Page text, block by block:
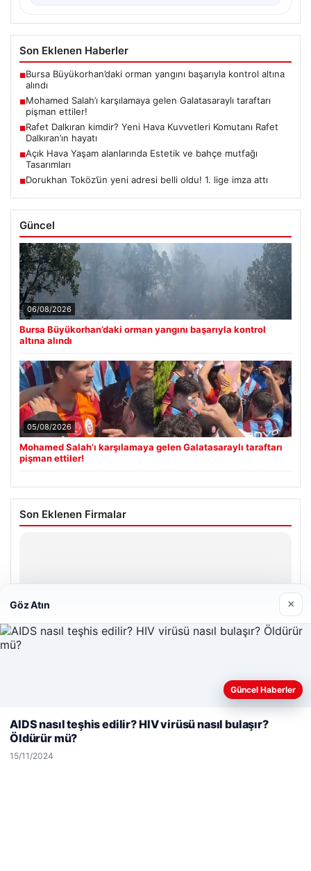
Son Eklenen Haberler
■Bursa Büyükorhan’daki orman yangını başarıyla kontrol altına
alındı
■Mohamed Salah’ı karşılamaya gelen Galatasaraylı taraftarı
pişman ettiler!
■Rafet Dalkıran kimdir? Yeni Hava Kuvvetleri Komutanı Rafet
Dalkıran’ın hayatı
■Açık Hava Yaşam alanlarında Estetik ve bahçe mutfağı
Tasarımları
■Dorukhan Toköz’ün yeni adresi belli oldu! 1. lige imza attı
Güncel
06/08/2026
Bursa Büyükorhan’daki orman yangını başarıyla kontrol
altına alındı
05/08/2026
Mohamed Salah’ı karşılamaya gelen Galatasaraylı taraftarı
pişman ettiler!
Son Eklenen Firmalar
Web sitemizi nasıl kullandığınızı daha iyi anlayabilmek,
kullanıyoruz.Çerez Politikamız
Göz Atın ×
Güncel Haberler
AIDS nasıl teşhis edilir? HIV virüsü nasıl bulaşır?
Öldürür mü?
15/11/2024
Malta Dil Okulu|